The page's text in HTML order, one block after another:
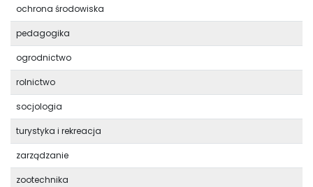
ochrona środowiska
pedagogika
ogrodnictwo
rolnictwo
socjologia
turystyka i rekreacja
zarządzanie
zootechnika